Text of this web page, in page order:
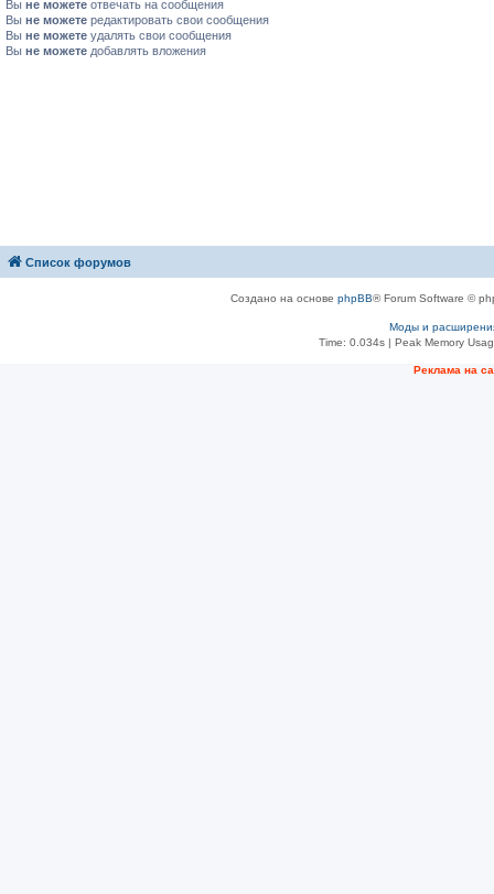
Вы не можете отвечать на сообщения
Вы не можете редактировать свои сообщения
Вы не можете удалять свои сообщения
Вы не можете добавлять вложения
Список форумов
Создано на основе phpBB® Forum Software ©
Моды и
Time: 0.034s| Peak Memory
Рeклама на